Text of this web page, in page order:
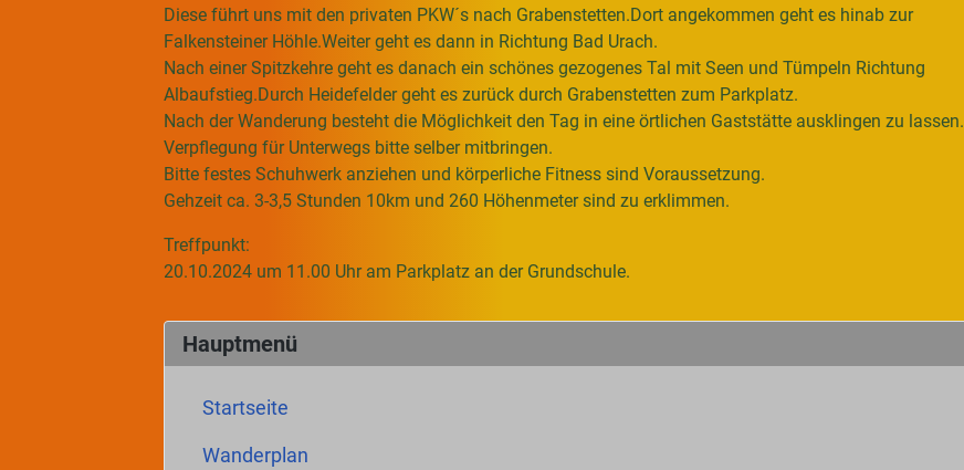
Hauptmenü
Startseite
Wanderplan
Diese führt uns mit den privaten PKW´s nach Grabenstetten.Dort angekommen geht es hinab zur
Falkensteiner Höhle.Weiter geht es dann in Richtung Bad Urach.
Nach einer Spitzkehre geht es danach ein schönes gezogenes Tal mit Seen und Tümpeln Richtung
Albaufstieg.Durch Heidefelder geht es zurück durch Grabenstetten zum Parkplatz.
Nach der Wanderung besteht die Möglichkeit den Tag in eine örtlichen Gaststätte ausklingen zu lassen.
Verpflegung für Unterwegs bitte selber mitbringen.
Bitte festes Schuhwerk anziehen und körperliche Fitness sind Voraussetzung.
Gehzeit ca. 3-3,5 Stunden 10km und 260 Höhenmeter sind zu erklimmen.
Treffpunkt:
20.10.2024 um 11.00 Uhr am Parkplatz an der Grundschule.